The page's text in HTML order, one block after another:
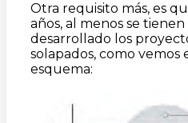
Otra requisito más, es
años, al menos se
desarrollado los
solapados, como vemos
esquema: